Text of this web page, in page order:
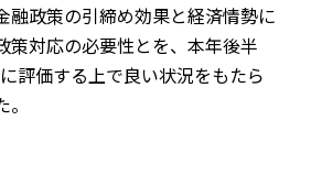
融政策の引締め効果と経済情勢に
策対応の必要性とを、本年後半
評価する上で良い状況をもたら